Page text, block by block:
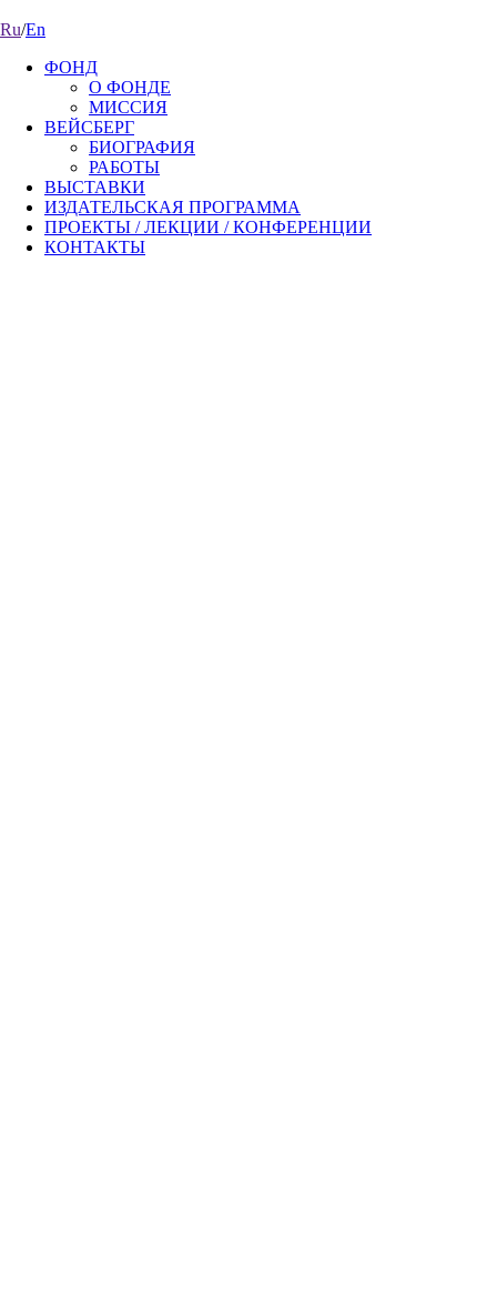
Ru/En
ФОНД
О ФОНДЕ
МИССИЯ
ВЕЙСБЕРГ
БИОГРАФИЯ
РАБОТЫ
ВЫСТАВКИ
ИЗДАТЕЛЬСКАЯ ПРОГРАММА
ПРОЕКТЫ / ЛЕКЦИИ / КОНФЕРЕНЦИИ
КОНТАКТЫ